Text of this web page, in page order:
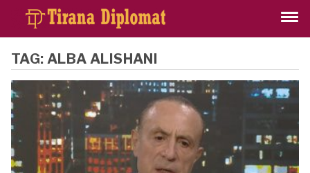
TAG: ALBA ALISHANI